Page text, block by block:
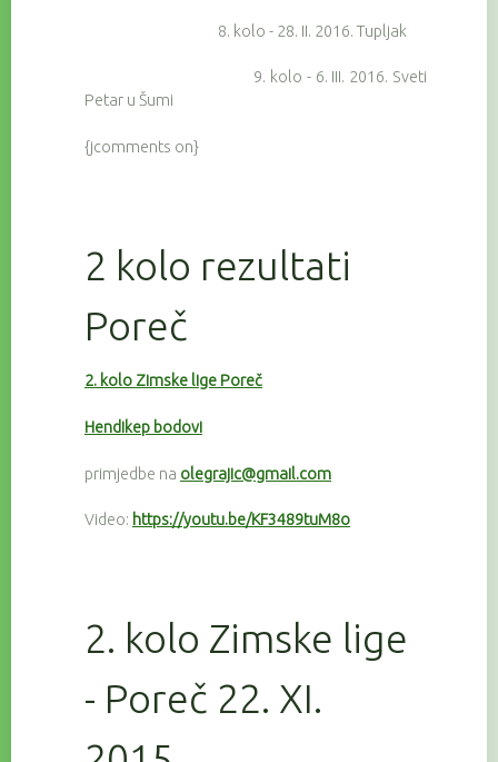
8. kolo - 28. II. 2016. Tupljak
9. kolo - 6. III. 2016. Sveti
Petar u Šumi
{jcomments on}
2 kolo rezultati
Poreč
2. kolo Zimske lige Poreč
Hendikep bodovi
primjedbe na olegrajic@gmail.com
Video: https://youtu.be/KF3489tuM8o
2. kolo Zimske lige
- Poreč 22. XI.